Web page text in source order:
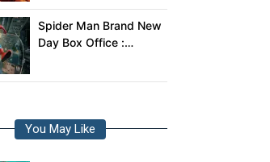
Spider Man Brand New
Day Box Office :
You May Like